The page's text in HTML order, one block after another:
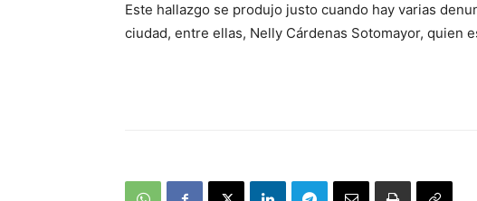
Este hallazgo se produjo justo cuando hay varias
ciudad, entre ellas, Nelly Cárdenas Sotomayor, quien